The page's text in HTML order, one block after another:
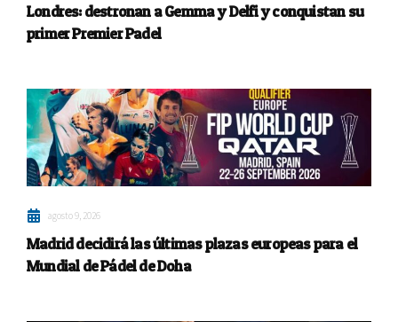
Londres: destronan a Gemma y Delfi y conquistan su
primer Premier Padel
agosto 9, 2026
Madrid decidirá las últimas plazas europeas para el
Mundial de Pádel de Doha